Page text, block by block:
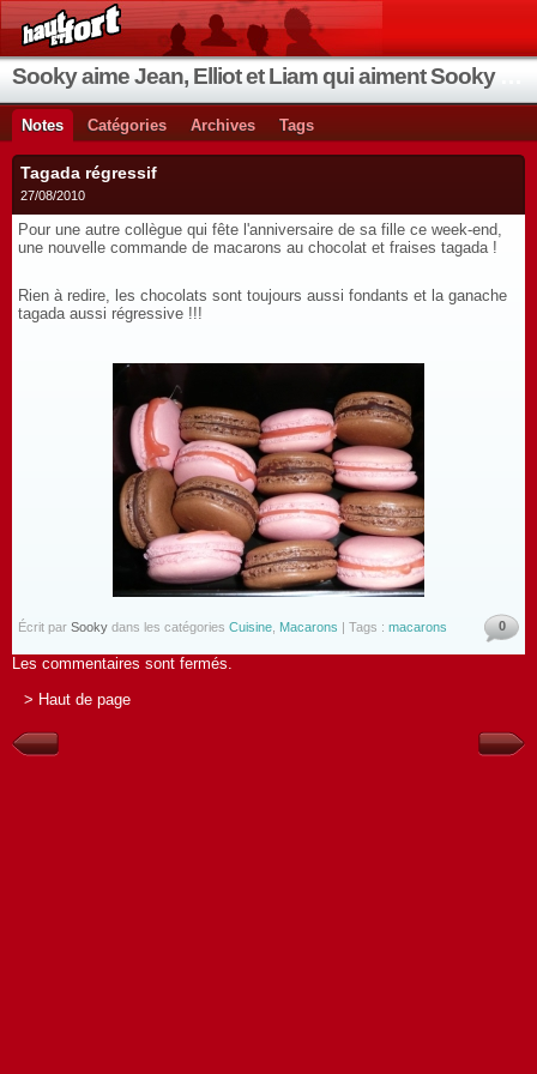
Notes Catégories Archives Tags
Tagada régressif
27/08/2010
Pour une autre collègue qui fête l'anniversaire de sa fille ce week-end,
une nouvelle commande de macarons au chocolat et fraises tagada !
Rien à redire, les chocolats sont toujours aussi fondants et la ganache
tagada aussi régressive !!!
Écrit par Sooky dans les catégories Cuisine Macarons | Tags : macarons 0
Les commentaires sont fermés.
> Haut de page